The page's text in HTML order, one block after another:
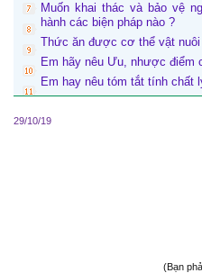
Muốn khai thác và bảo vệ
hành các biện pháp nào ?
Thức ăn được cơ thể vật
Em hãy nêu Ưu, nhược điểm
Em hay nêu tóm tắt tính chất
29/10/19
(Bạn